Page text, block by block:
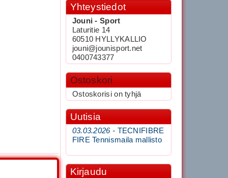
Yhteystiedot
Jouni - Sport
Laturitie 14
60510 HYLLYKALLIO
jouni@jounisport.net
0400743377
Ostoskori
Ostoskorisi on tyhjä
Uutisia
03.03.2026 - TECNIFIBRE
FIRE Tennismaila mallisto
Kirjaudu